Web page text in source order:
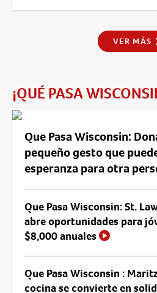
VER MÁS
¡QUÉ PASA
Que Pasa Wisconsin:
pequeño gesto que
esperanza para otra
Que Pasa Wisconsin: St.
abre oportunidades para
$8,000 anuales
Que Pasa Wisconsin :
cocina se convierte en